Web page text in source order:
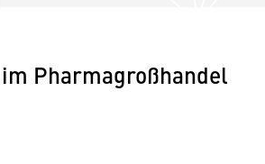
Pharmagroßhandel